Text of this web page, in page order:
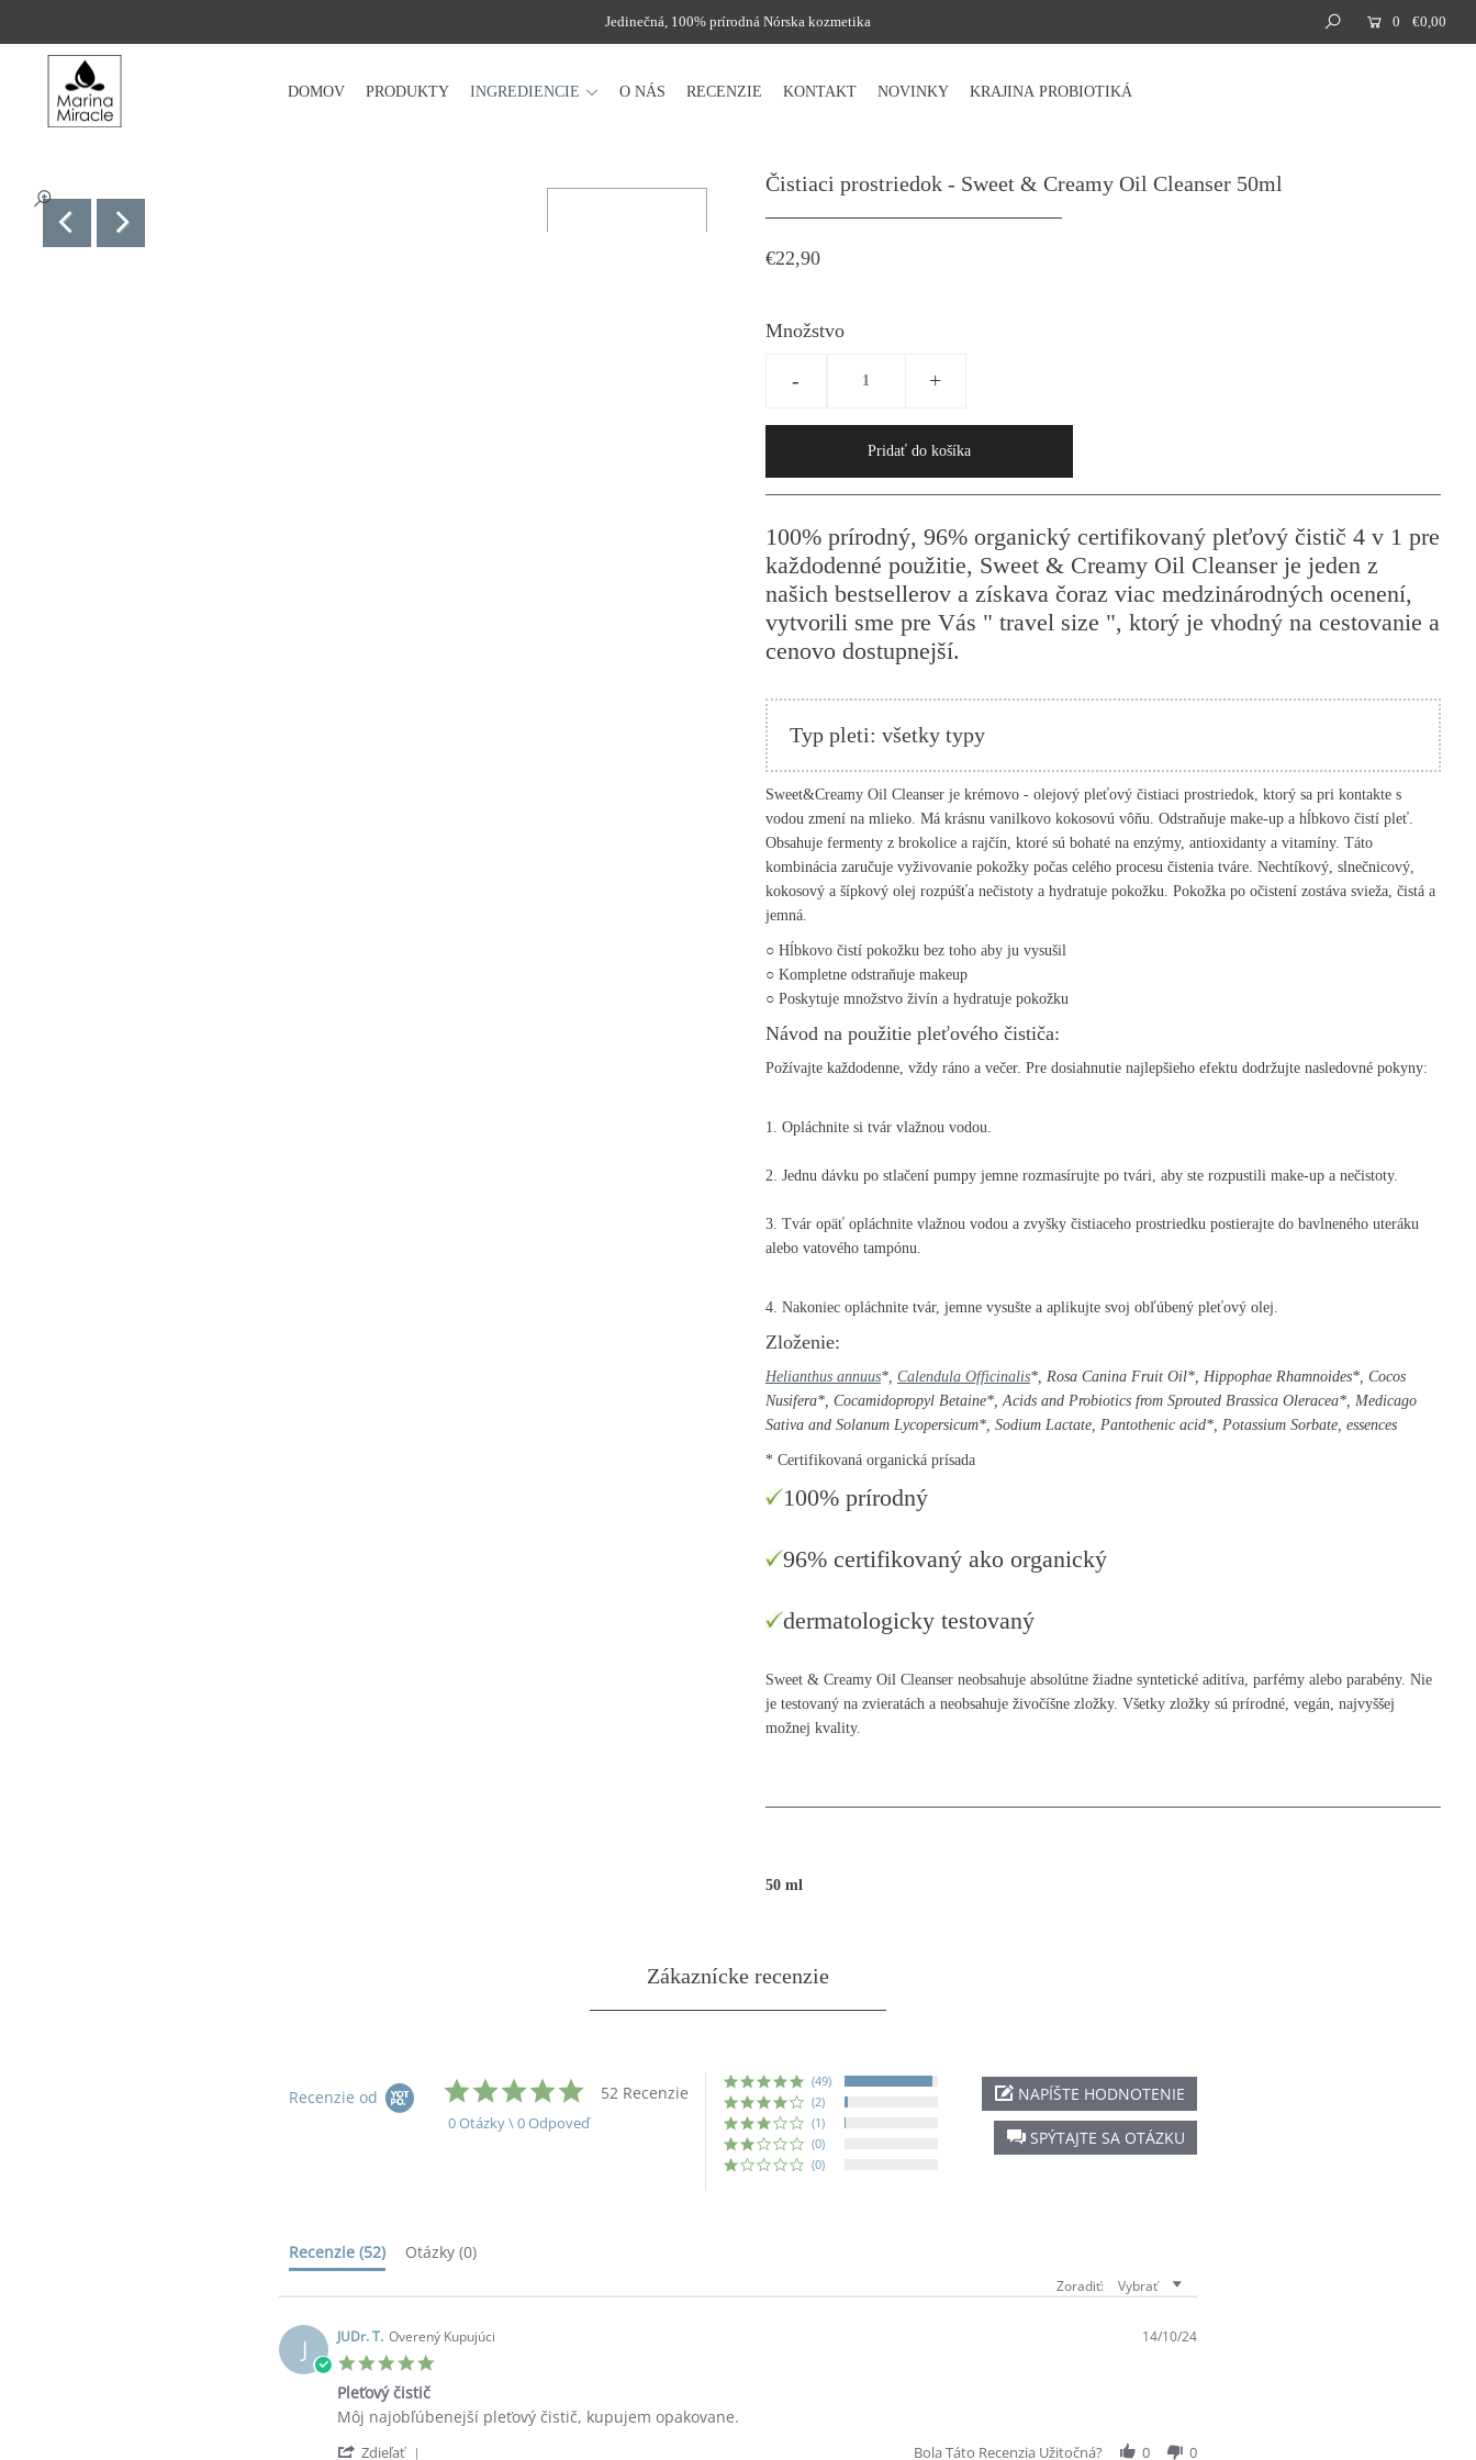
Jedinečná, 100% prírodná Nórska kozmetika 0 €0,00
DOMOV PRODUKTY INGREDIENCIE O NÁS RECENZIE KONTAKT NOVINKY KRAJINA PROBIOTIKÁ
Čistiaci prostriedok - Sweet & Creamy Oil Cleanser 50ml
€22,90
Množstvo
- +
100% prírodný, 96% organický certifikovaný pleťový čistič 4 v 1 pre
každodenné použitie, Sweet & Creamy Oil Cleanser je jeden z
našich bestsellerov a získava čoraz viac medzinárodných ocenení,
vytvorili sme pre Vás " travel size ", ktorý je vhodný na cestovanie a
cenovo dostupnejší.
Typ pleti: všetky typy
Sweet&Creamy Oil Cleanser je krémovo - olejový pleťový čistiaci prostriedok, ktorý sa pri kontakte s
vodou zmení na mlieko. Má krásnu vanilkovo kokosovú vôňu. Odstraňuje make-up a hĺbkovo čistí pleť.
Obsahuje fermenty z brokolice a rajčín, ktoré sú bohaté na enzýmy, antioxidanty a vitamíny. Táto
kombinácia zaručuje vyživovanie pokožky počas celého procesu čistenia tváre. Nechtíkový, slnečnicový,
kokosový a šípkový olej rozpúšťa nečistoty a hydratuje pokožku. Pokožka po očistení zostáva svieža, čistá a
jemná.
○ Hĺbkovo čistí pokožku bez toho aby ju vysušil
○ Kompletne odstraňuje makeup
○ Poskytuje množstvo živín a hydratuje pokožku
Návod na použitie pleťového čističa:
Požívajte každodenne, vždy ráno a večer. Pre dosiahnutie najlepšieho efektu dodržujte nasledovné pokyny:
1. Opláchnite si tvár vlažnou vodou.
2. Jednu dávku po stlačení pumpy jemne rozmasírujte po tvári, aby ste rozpustili make-up a nečistoty.
3. Tvár opäť opláchnite vlažnou vodou a zvyšky čistiaceho prostriedku postierajte do bavlneného uteráku
alebo vatového tampónu.
4. Nakoniec opláchnite tvár, jemne vysušte a aplikujte svoj obľúbený pleťový olej.
Zloženie:
Helianthus annuus*, Calendula Officinalis*, Rosa Canina Fruit Oil*, Hippophae Rhamnoides*, Cocos
Nusifera*, Cocamidopropyl Betaine*, Acids and Probiotics from Sprouted Brassica Oleracea*, Medicago
Sativa and Solanum Lycopersicum*, Sodium Lactate, Pantothenic acid*, Potassium Sorbate, essences
* Certifikovaná organická prísada
100% prírodný
96% certifikovaný ako organický
dermatologicky testovaný
Sweet & Creamy Oil Cleanser neobsahuje absolútne žiadne syntetické aditíva, parfémy alebo parabény. Nie
je testovaný na zvieratách a neobsahuje živočíšne zložky. Všetky zložky sú prírodné, vegán, najvyššej
možnej kvality.
50 ml
Zákaznícke recenzie
Recenzie od
4.9
star
rating
52 Recenzie
0 Otázky \ 0 Odpoveď
(49)
(2)
(1)
(0)
(0)
SPÝTAJTE SA OTÁZKU
NAPÍŠTE HODNOTENIE
Recenzie (52) Otázky (0)
Zoradiť: Vybrať
J JUDr. T. Overený Kupujúci
5.0
14/10/24
Pleťový čistič
Review
JUDr.
review
Pleťový
Môj najobľúbenejší pleťový čistič, kupujem opakovane.
Zdieľať Bola Táto Recenzia Užitočná? 0 0
DOMOV
O NÁS